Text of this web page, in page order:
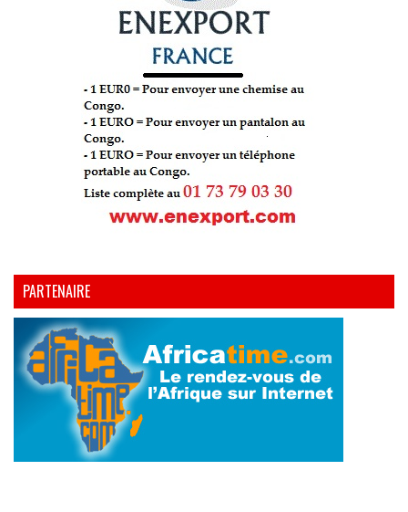
PARTENAIRE